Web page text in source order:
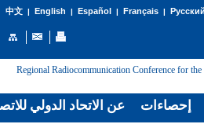
中文| English | Español | Français| Русский
: [Regional Radiocommunication Conference for
عن الاتحاد الدولي إحصاءات